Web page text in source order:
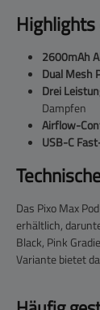
2600mAh
Dual Mesh
Drei
Dampfen
Airflow-
USB-C
Das Pixo Max
erhältlich,
Black, Pink
Variante bietet